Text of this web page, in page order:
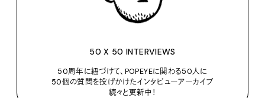
50 X 50 INTERVIEWS
50周年に紐づけて、POPEYEに関わる50人に
50個の質問を投げかけたインタビューアーカイブ
続々と更新中！